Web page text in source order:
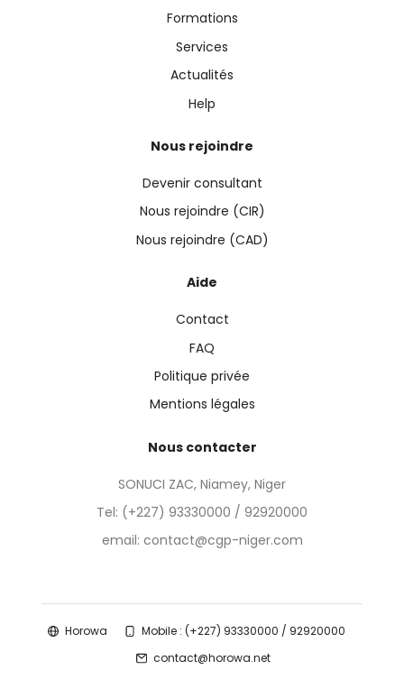
Formations
Services
Actualités
Help
Nous rejoindre
Devenir consultant
Nous rejoindre (CIR)
Nous rejoindre (CAD)
Aide
Contact
FAQ
Politique privée
Mentions légales
Nous contacter
SONUCI ZAC, Niamey, Niger
Tel: (+227) 93330000 / 92920000
email: contact@cgp-niger.com
Horowa
Mobile : (+227) 93330000 / 92920000
contact@horowa.net